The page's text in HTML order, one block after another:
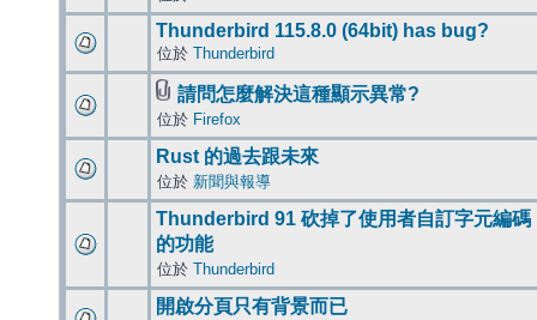
Thunderbird 115.8.0 (64bit) has bug?
位於 Thunderbird
請問怎麼解決這種顯示異常?
位於 Firefox
Rust 的過去跟未來
位於 新聞與報導
Thunderbird 91 砍掉了使用者自訂字元編碼
的功能
位於 Thunderbird
開啟分頁只有背景而已